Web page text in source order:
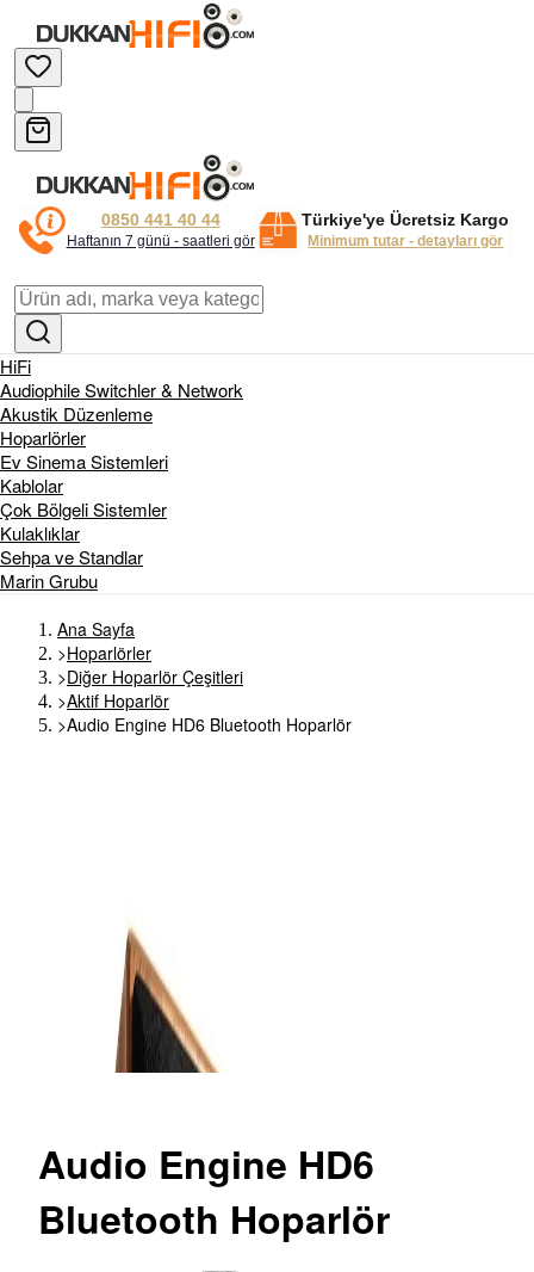
0850 441 40 44
Haftanın 7 günü - saatleri gör
Türkiye'ye Ücretsiz Kargo
Minimum tutar - detayları gör
HiFi
Audiophile Switchler & Network
Akustik Düzenleme
Hoparlörler
Ev Sinema Sistemleri
Kablolar
Çok Bölgeli Sistemler
Kulaklıklar
Sehpa ve Standlar
Marin Grubu
Ana Sayfa
>Hoparlörler
>Diğer Hoparlör Çeşitleri
>Aktif Hoparlör
>Audio Engine HD6 Bluetooth Hoparlör
Audio Engine HD6
Bluetooth Hoparlör